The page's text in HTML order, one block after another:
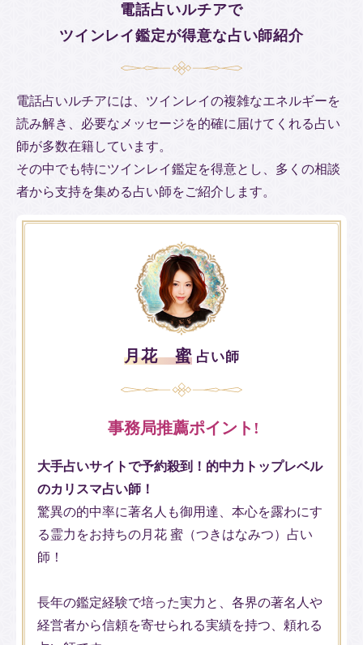
電話占いルチアで
ツインレイ鑑定が得意な占い師紹介
電話占いルチアには、ツインレイの複雑なエネルギーを
読み解き、必要なメッセージを的確に届けてくれる占い
師が多数在籍しています。
その中でも特にツインレイ鑑定を得意とし、多くの相談
者から支持を集める占い師をご紹介します。
月花 蜜 占い師
事務局推薦ポイント!
大手占いサイトで予約殺到！的中力トップレベル
のカリスマ占い師！
驚異の的中率に著名人も御用達、本心を露わにす
る霊力をお持ちの月花 蜜（つきはなみつ）占い
師！
長年の鑑定経験で培った実力と、各界の著名人や
経営者から信頼を寄せられる実績を持つ、頼れる